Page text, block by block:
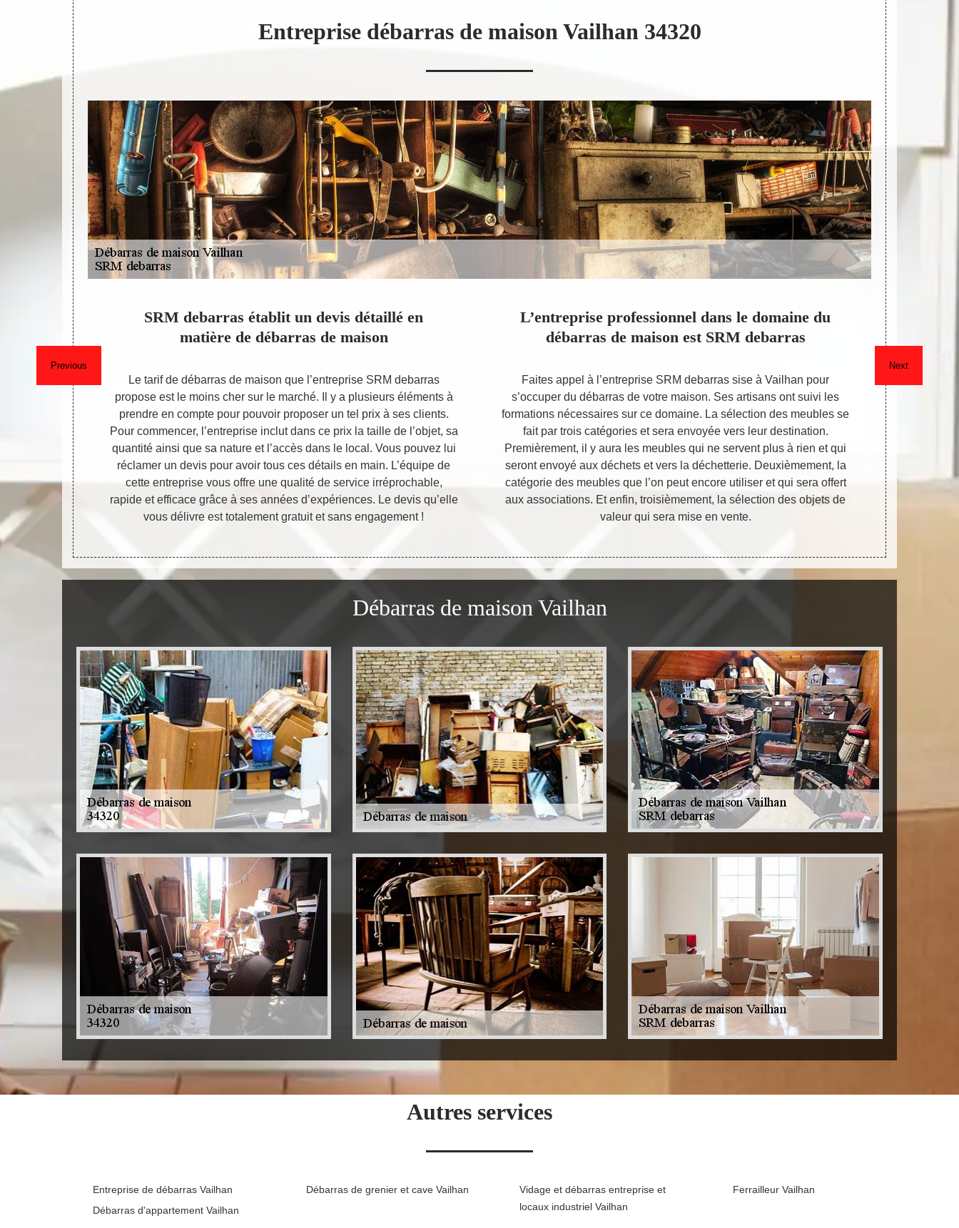
Entreprise débarras de maison Vailhan 34320
Previous
verres,
SRM debarras établit un devis détaillé en
matière de débarras de maison
Le tarif de débarras de maison que l’entreprise SRM debarras
propose est le moins cher sur le marché. Il y a plusieurs éléments à
prendre en compte pour pouvoir proposer un tel prix à ses clients.
Pour commencer, l’entreprise inclut dans ce prix la taille de l’objet, sa
quantité ainsi que sa nature et l’accès dans le local. Vous pouvez lui
réclamer un devis pour avoir tous ces détails en main. L’équipe de
cette entreprise vous offre une qualité de service irréprochable,
rapide et efficace grâce à ses années d’expériences. Le devis qu’elle
vous délivre est totalement gratuit et sans engagement !
L’entreprise professionnel dans le domaine du
débarras de maison est SRM debarras
Faites appel à l’entreprise SRM debarras sise à Vailhan pour
s’occuper du débarras de votre maison. Ses artisans ont suivi les
formations nécessaires sur ce domaine. La sélection des meubles se
fait par trois catégories et sera envoyée vers leur destination.
Premièrement, il y aura les meubles qui ne servent plus à rien et qui
seront envoyé aux déchets et vers la déchetterie. Deuxièmement, la
catégorie des meubles que l’on peut encore utiliser et qui sera offert
aux associations. Et enfin, troisièmement, la sélection des objets de
valeur qui sera mise en vente.
Next
Débarras de maison Vailhan
Autres services
Entreprise de débarras Vailhan
Débarras d'appartement Vailhan
Débarras de grenier et cave Vailhan
Vidage et débarras entreprise et
locaux industriel Vailhan
Ferrailleur Vailhan